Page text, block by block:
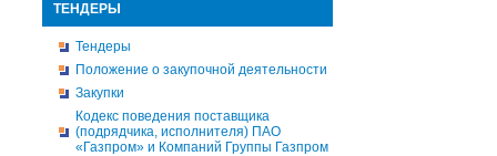
ТЕНДЕРЫ
Тендеры
Положение о закупочной деятельности
Закупки
Кодекс поведения поставщика
(подрядчика, исполнителя) ПАО
«Газпром» и Компаний Группы Газпром